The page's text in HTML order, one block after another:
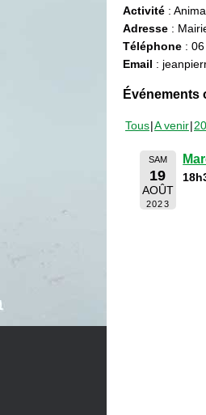
Activité :
Adresse :
Téléphone :
Email :
Événements
Tous A venir
SAM
19
AOÛT
2023